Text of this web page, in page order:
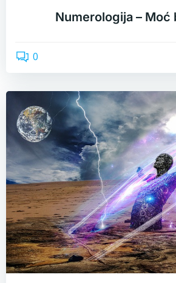
Numerologija – Moć
0